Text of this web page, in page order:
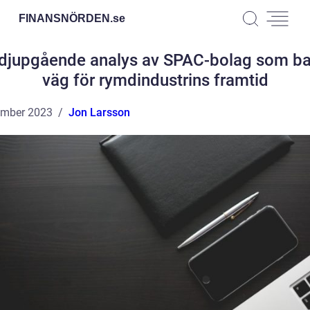
FINANSNÖRDEN.se
analys av SPAC-bolag som
väg för rymdindustrins framtid
2023 Jon Larsson